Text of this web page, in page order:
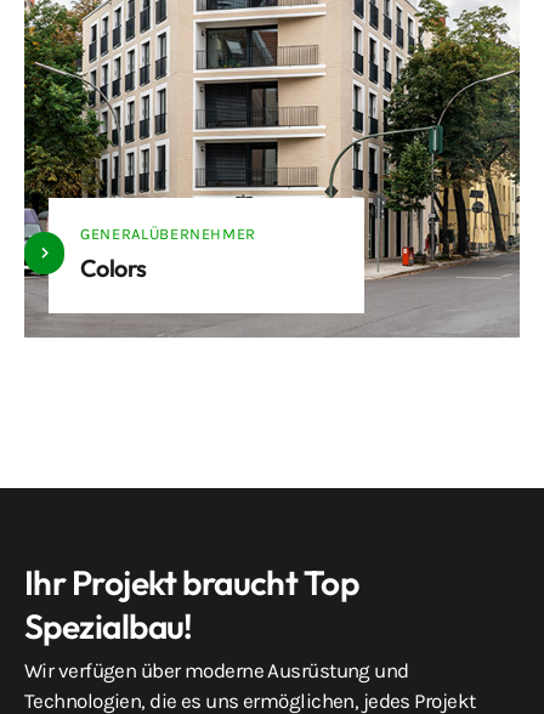
GENERALÜBERNEHMER
Colors
Ihr Projekt braucht Top
Spezialbau!
Wir verfügen über moderne Ausrüstung und
Technologien, die es uns ermöglichen, jedes Projekt